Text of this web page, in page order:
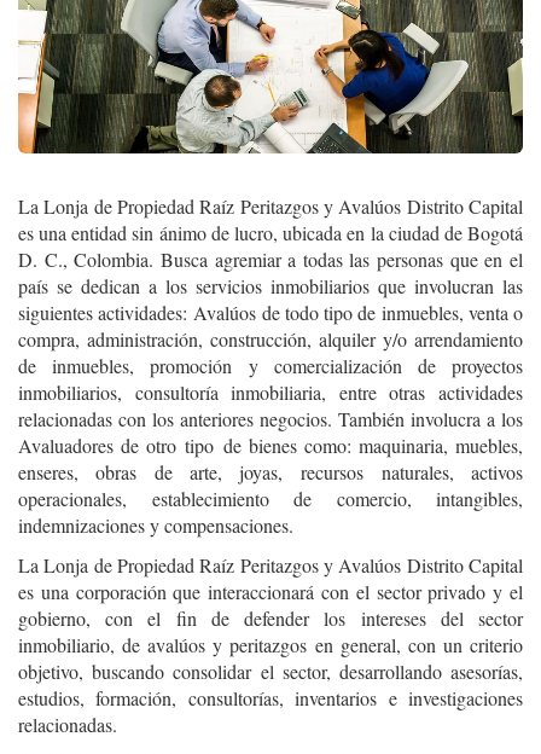
La Lonja de Propiedad Raíz Peritazgos y Avalúos Distrito Capital
es una entidad sin ánimo de lucro, ubicada en la ciudad de Bogotá
D. C., Colombia. Busca agremiar a todas las personas que en el
país se dedican a los servicios inmobiliarios que involucran las
siguientes actividades: Avalúos de todo tipo de inmuebles, venta o
compra, administración, construcción, alquiler y/o arrendamiento
de inmuebles, promoción y comercialización de proyectos
inmobiliarios, consultoría inmobiliaria, entre otras actividades
relacionadas con los anteriores negocios. También involucra a los
Avaluadores de otro tipo de bienes como: maquinaria, muebles,
enseres, obras de arte, joyas, recursos naturales, activos
operacionales, establecimiento de comercio, intangibles,
indemnizaciones y compensaciones.
La Lonja de Propiedad Raíz Peritazgos y Avalúos Distrito Capital
es una corporación que interaccionará con el sector privado y el
gobierno, con el fin de defender los intereses del sector
inmobiliario, de avalúos y peritazgos en general, con un criterio
objetivo, buscando consolidar el sector, desarrollando asesorías,
estudios, formación, consultorías, inventarios e investigaciones
relacionadas.